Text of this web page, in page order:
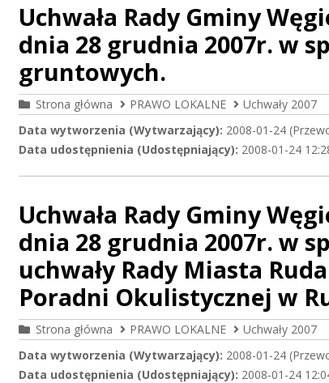
Uchwała Rady Gminy
dnia 28 grudnia 2007r. w
gruntowych.
Strona główna PRAWO LOKALNE
Uchwały 2007
Data wytworzenia (Wytwarzający): 2008-01-24
Data udostępnienia (Udostępniający): 2008-01-24
Uchwała Rady Gminy
dnia 28 grudnia 2007r. w
uchwały Rady Miasta
Poradni Okulistycznej w
Strona główna PRAWO LOKALNE
Uchwały 2007
Data wytworzenia (Wytwarzający): 2008-01-24
Data udostępnienia (Udostępniający): 2008-01-24